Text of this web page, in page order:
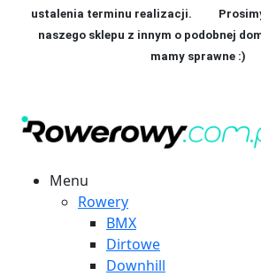
ustalenia terminu realizacji. P
naszego sklepu z innym o podobnej
mamy sprawne :)
Menu
Rowery
BMX
Dirtowe
Downhill